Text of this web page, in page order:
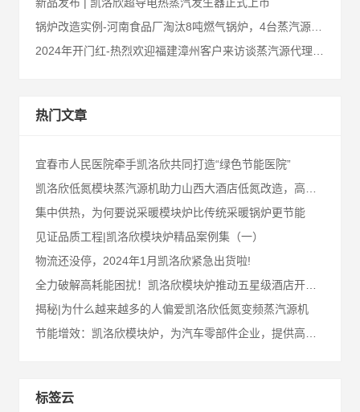
锅炉改造实例-河南食品厂淘汰8吨燃气锅炉，4台蒸汽源来替代
热门文章
宜春市人民医院牵手凯洛欣共同打造“绿色节能医院”
集中供热，为何要说采暖模块炉比传统采暖锅炉更节能
见证品质工程|凯洛欣模块炉精品案例集（一）
物流还没停，2024年1月凯洛欣紧急出货啦!
全力破解高耗能困扰！凯洛欣模块炉推动五星级酒店开启节能降耗之路
揭秘|为什么越来越多的人偏爱凯洛欣低氮变频蒸汽源机
标签云